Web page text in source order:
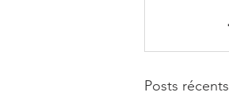
Posts récents